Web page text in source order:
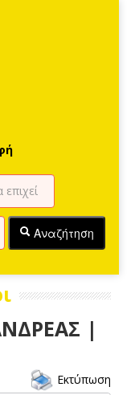
Αναζήτηση
|
Εκτύπωση